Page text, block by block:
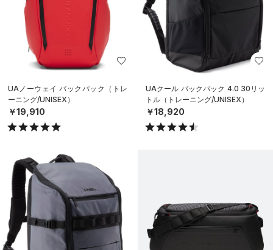
UAノーウェイ バックパック（トレ
ーニング/UNISEX）
￥19,910
UAクール バックパック 4.0 30リッ
トル（トレーニング/UNISEX）
￥18,920